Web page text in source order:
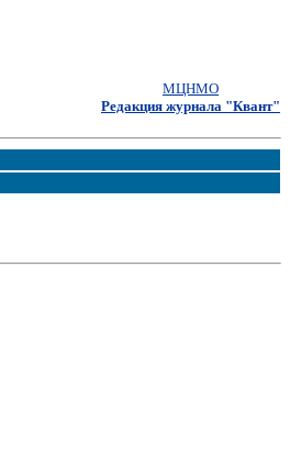
МЦНМО
Редакция журнала "Квант"